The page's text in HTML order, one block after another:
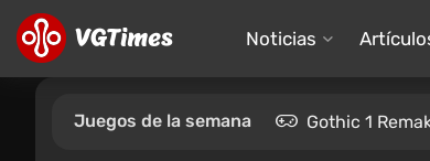
Noticias
Juegos de la semana Gothic 1